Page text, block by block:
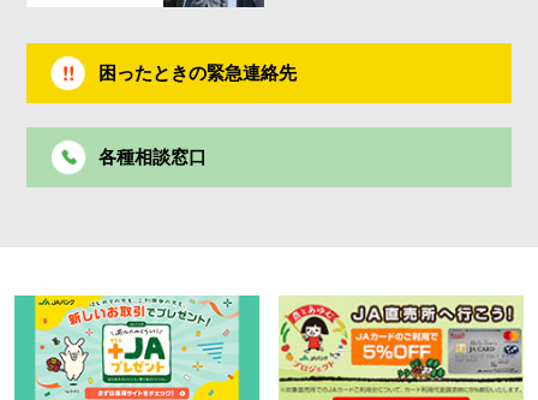
困ったときの緊急連絡先
各種相談窓口